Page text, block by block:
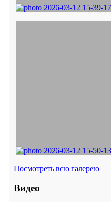
Посмотреть всю галерею
Видео